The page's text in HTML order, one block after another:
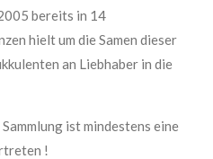
bereits in 14
hielt um die Samen dieser
an Liebhaber in die
ist mindestens eine
!